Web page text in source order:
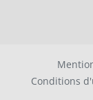
Conditions